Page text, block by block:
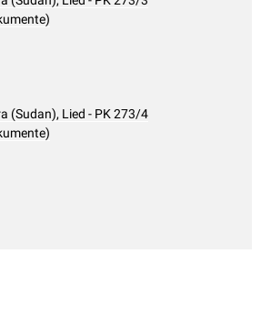
(Sudan), Lied - PK 273/4